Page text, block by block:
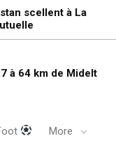
scellent à La
à 64 km de Midelt
More